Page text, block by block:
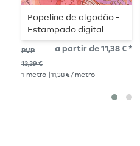
Popeline de algodão -
Estampado digital
Nerida Hansen
Creatures Pink
PVP
13,39 €
a partir de 11,38 € *
1 metro | 11,38 € / metro